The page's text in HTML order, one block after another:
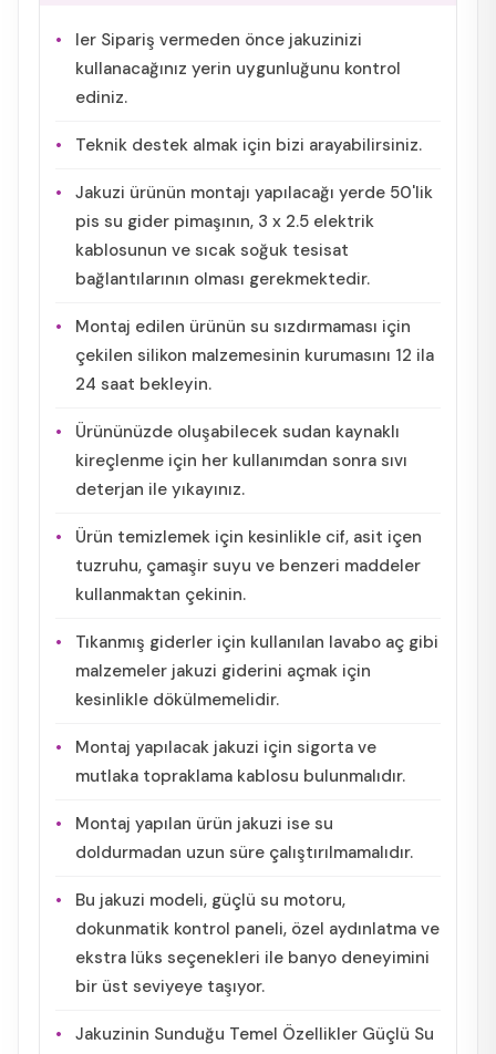
ler Sipariş vermeden önce jakuzinizi
kullanacağınız yerin uygunluğunu kontrol
ediniz.
Teknik destek almak için bizi arayabilirsiniz.
Jakuzi ürünün montajı yapılacağı yerde 50'lik
pis su gider pimaşının, 3 x 2.5 elektrik
kablosunun ve sıcak soğuk tesisat
bağlantılarının olması gerekmektedir.
Montaj edilen ürünün su sızdırmaması için
çekilen silikon malzemesinin kurumasını 12 ila
24 saat bekleyin.
Ürününüzde oluşabilecek sudan kaynaklı
kireçlenme için her kullanımdan sonra sıvı
deterjan ile yıkayınız.
Ürün temizlemek için kesinlikle cif, asit içen
tuzruhu, çamaşir suyu ve benzeri maddeler
kullanmaktan çekinin.
Tıkanmış giderler için kullanılan lavabo aç gibi
malzemeler jakuzi giderini açmak için
kesinlikle dökülmemelidir.
Montaj yapılacak jakuzi için sigorta ve
mutlaka topraklama kablosu bulunmalıdır.
Montaj yapılan ürün jakuzi ise su
doldurmadan uzun süre çalıştırılmamalıdır.
Bu jakuzi modeli, güçlü su motoru,
dokunmatik kontrol paneli, özel aydınlatma ve
ekstra lüks seçenekleri ile banyo deneyimini
bir üst seviyeye taşıyor.
Jakuzinin Sunduğu Temel Özellikler Güçlü Su